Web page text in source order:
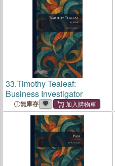
33.Timothy Tealeaf:
Business Investigator
無庫存